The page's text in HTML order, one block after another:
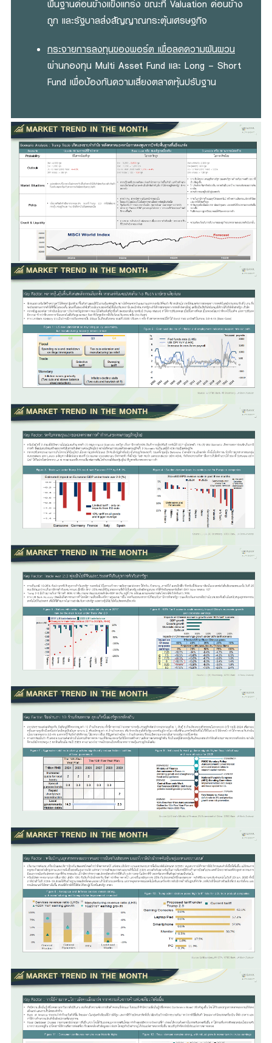
พื้นฐานค่อนข้างแข็งแกร่ง ขณะที่ Valuation ค่อนข้าง
ถูก และรัฐบาลส่งสัญญาณกระตุ้นเศรษฐกิจ
กระจายการลงทุนของพอร์ต เพื่อลดความผันผวน
ผ่านกองทุน Multi Asset Fund และ Long – Short
Fund เพื่อป้องกันความเสี่ยงตลาดหุ้นปรับฐาน